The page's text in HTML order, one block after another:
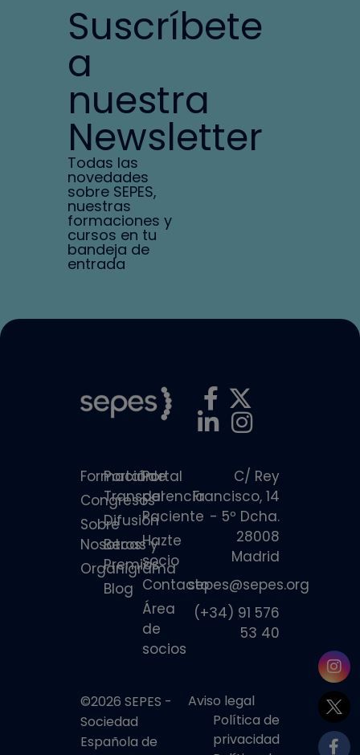
Suscríbete
a
nuestra
Newsletter
Todas las
novedades
sobre SEPES,
nuestras
formaciones y
cursos en tu
bandeja de
entrada
Formación
Congresos
Sobre
Nosotros
Organigrama
Portal de
Transparencia
Difusión
Becas y
Premios
Blog
Portal
del
Paciente
Hazte
socio
Contacto
Área
de
socios
C/ Rey
Francisco, 14
- 5º Dcha.
28008
Madrid
sepes@sepes.org
(+34) 91 576
53 40
©2026 SEPES -
Sociedad
Española de
Aviso legal
Política de
privacidad